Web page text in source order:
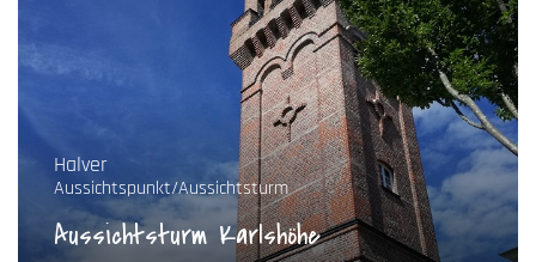
Halver
Aussichtspunkt/Aussichtsturm
Aussichtsturm Karlshöhe